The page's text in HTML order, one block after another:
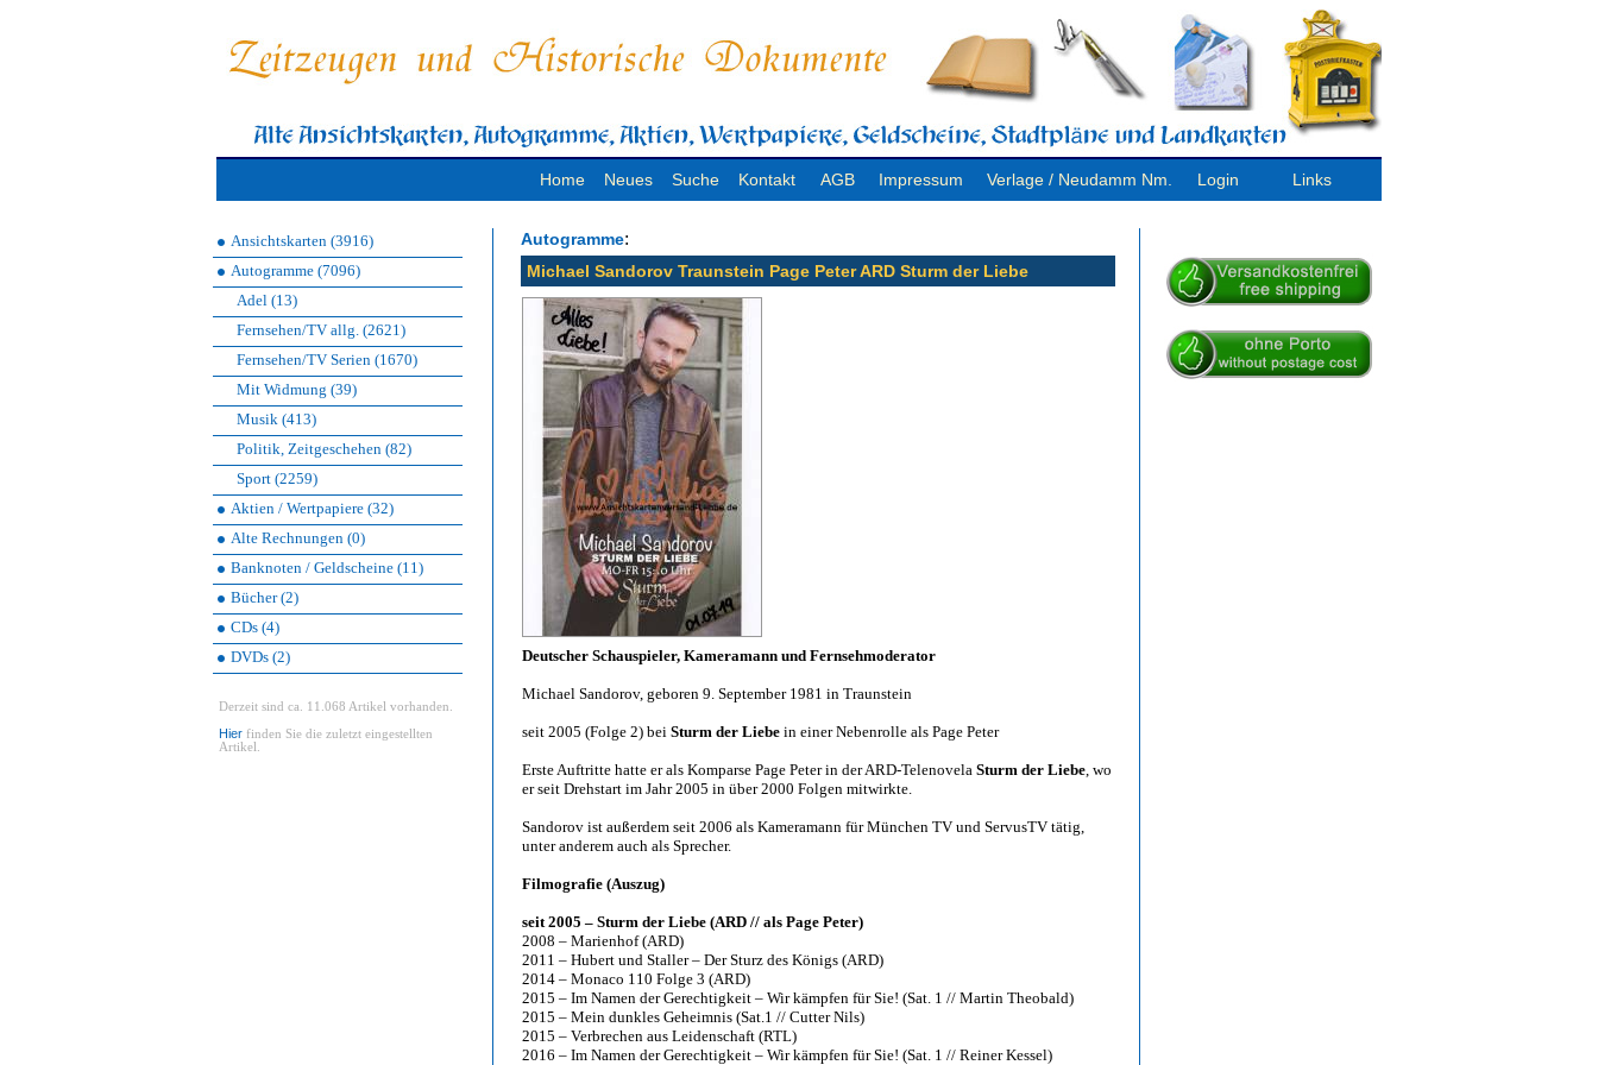
Home Neues Suche Kontakt AGB Impressum Verlage / Neudamm Nm. Login Links
Ansichtskarten (3916)
Autogramme (7096)
Adel (13)
Fernsehen/TV allg. (2621)
Fernsehen/TV Serien (1670)
Mit Widmung (39)
Musik (413)
Politik, Zeitgeschehen (82)
Sport (2259)
Aktien / Wertpapiere (32)
Alte Rechnungen (0)
Banknoten / Geldscheine (11)
Bücher (2)
CDs (4)
DVDs (2)
Derzeit sind ca. 11.068 Artikel vorhanden.
Hier finden Sie die zuletzt eingestellten
Artikel.
Autogramme:
Michael Sandorov Traunstein Page Peter ARD Sturm der Liebe
Deutscher Schauspieler, Kameramann und Fernsehmoderator
Michael Sandorov, geboren 9. September 1981 in Traunstein
seit 2005 (Folge 2) bei Sturm der Liebe in einer Nebenrolle als Page Peter
Erste Auftritte hatte er als Komparse Page Peter in der ARD-Telenovela Sturm der Liebe, wo
er seit Drehstart im Jahr 2005 in über 2000 Folgen mitwirkte.
Sandorov ist außerdem seit 2006 als Kameramann für München TV und ServusTV tätig,
unter anderem auch als Sprecher.
Filmografie (Auszug)
seit 2005 – Sturm der Liebe (ARD // als Page Peter)
2008 – Marienhof (ARD)
2011 – Hubert und Staller – Der Sturz des Königs (ARD)
2014 – Monaco 110 Folge 3 (ARD)
2015 – Im Namen der Gerechtigkeit – Wir kämpfen für Sie! (Sat. 1 // Martin Theobald)
2015 – Mein dunkles Geheimnis (Sat.1 // Cutter Nils)
2015 – Verbrechen aus Leidenschaft (RTL)
2016 – Im Namen der Gerechtigkeit – Wir kämpfen für Sie! (Sat. 1 // Reiner Kessel)